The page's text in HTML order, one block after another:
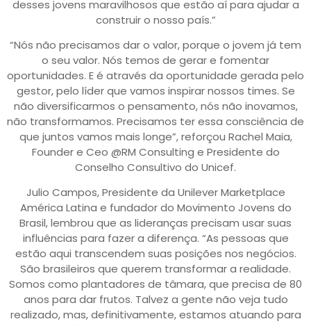
desses jovens maravilhosos que estão aí para ajudar a
construir o nosso país.”
“Nós não precisamos dar o valor, porque o jovem já tem
o seu valor. Nós temos de gerar e fomentar
oportunidades. E é através da oportunidade gerada pelo
gestor, pelo líder que vamos inspirar nossos times. Se
não diversificarmos o pensamento, nós não inovamos,
não transformamos. Precisamos ter essa consciência de
que juntos vamos mais longe”, reforçou Rachel Maia,
Founder e Ceo @RM Consulting e Presidente do
Conselho Consultivo do Unicef.
Julio Campos, Presidente da Unilever Marketplace
América Latina e fundador do Movimento Jovens do
Brasil, lembrou que as lideranças precisam usar suas
influências para fazer a diferença. “As pessoas que
estão aqui transcendem suas posições nos negócios.
São brasileiros que querem transformar a realidade.
Somos como plantadores de tâmara, que precisa de 80
anos para dar frutos. Talvez a gente não veja tudo
realizado, mas, definitivamente, estamos atuando para